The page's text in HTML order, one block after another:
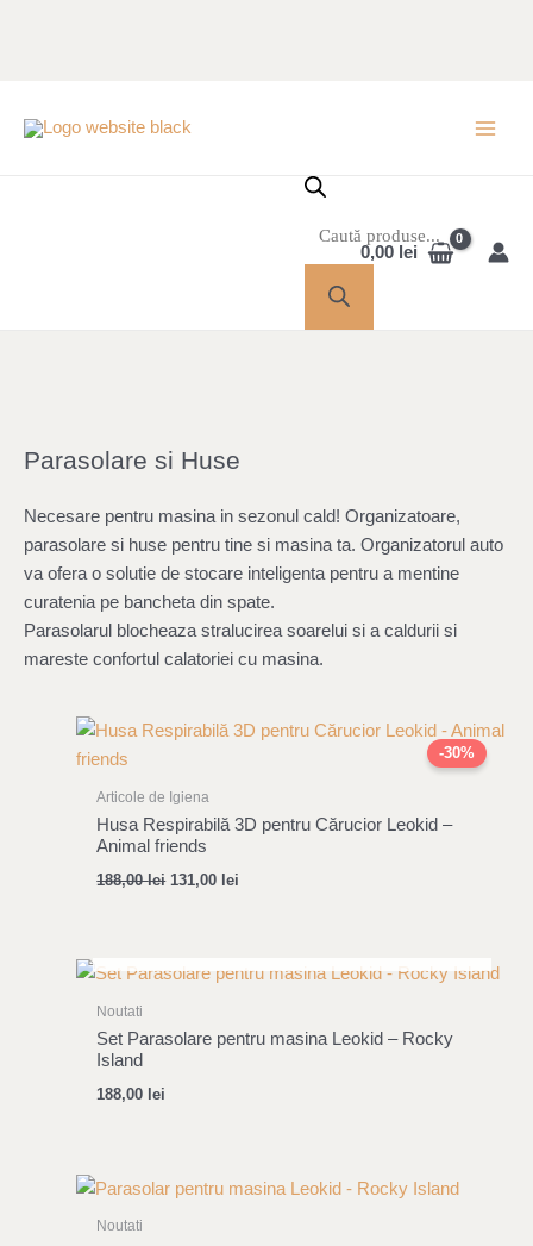
0,00 lei
Parasolare si Huse
Necesare pentru masina in sezonul cald! Organizatoare,
parasolare si huse pentru tine si masina ta. Organizatorul auto
va ofera o solutie de stocare inteligenta pentru a mentine
curatenia pe bancheta din spate.
Parasolarul blocheaza stralucirea soarelui si a caldurii si
mareste confortul calatoriei cu masina.
-30%
Articole de Igiena
Husa Respirabilă 3D pentru Cărucior Leokid –
Animal friends
188,00lei
Original
price
131,00 lei
Current
price
Noutati
Set Parasolare pentru masina Leokid – Rocky
Island
188,00 lei
Noutati